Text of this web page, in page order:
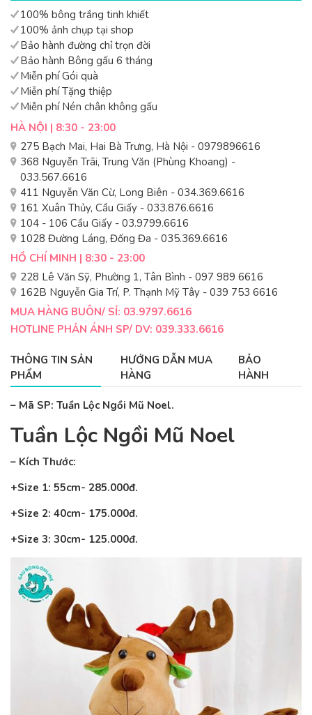
100% bông trắng tinh khiết
100% ảnh chụp tại shop
Bảo hành đường chỉ trọn đời
Bảo hành Bông gấu 6 tháng
Miễn phí Gói quà
Miễn phí Tặng thiệp
Miễn phí Nén chân không gấu
HÀ NỘI | 8:30 - 23:00
275 Bạch Mai, Hai Bà Trưng, Hà Nội - 0979896616
368 Nguyễn Trãi, Trung Văn (Phùng Khoang) -
033.567.6616
411 Nguyễn Văn Cừ, Long Biên - 034.369.6616
161 Xuân Thủy, Cầu Giấy - 033.876.6616
104 - 106 Cầu Giấy - 03.9799.6616
1028 Đường Láng, Đống Đa - 035.369.6616
HỒ CHÍ MINH | 8:30 - 23:00
228 Lê Văn Sỹ, Phường 1, Tân Bình - 097 989 6616
162B Nguyễn Gia Trí, P. Thạnh Mỹ Tây - 039 753 6616
MUA HÀNG BUÔN/ SỈ: 03.9797.6616
HOTLINE PHẢN ÁNH SP/ DV: 039.333.6616
THÔNG TIN SẢN
PHẨM
HƯỚNG DẪN MUA
HÀNG
BẢO
HÀNH
– Mã SP: Tuần Lộc Ngồi Mũ Noel.
Tuần Lộc Ngồi Mũ Noel
– Kích Thước:
+Size 1: 55cm- 285.000đ.
+Size 2: 40cm- 175.000đ.
+Size 3: 30cm- 125.000đ.